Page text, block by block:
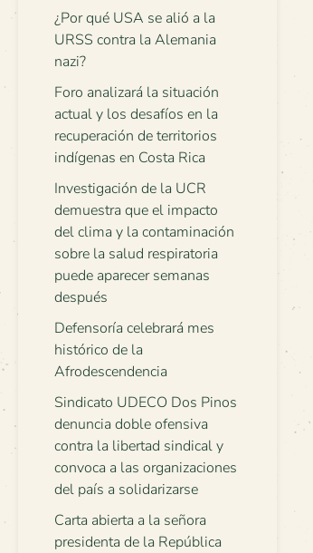
¿Por qué USA se alió a la
URSS contra la Alemania
nazi?
Foro analizará la situación
actual y los desafíos en la
recuperación de territorios
indígenas en Costa Rica
Investigación de la UCR
demuestra que el impacto
del clima y la contaminación
sobre la salud respiratoria
puede aparecer semanas
después
Defensoría celebrará mes
histórico de la
Afrodescendencia
Sindicato UDECO Dos Pinos
denuncia doble ofensiva
contra la libertad sindical y
convoca a las organizaciones
del país a solidarizarse
Carta abierta a la señora
presidenta de la República